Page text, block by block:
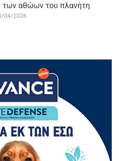
των αθώων του πλανήτη
04/2026